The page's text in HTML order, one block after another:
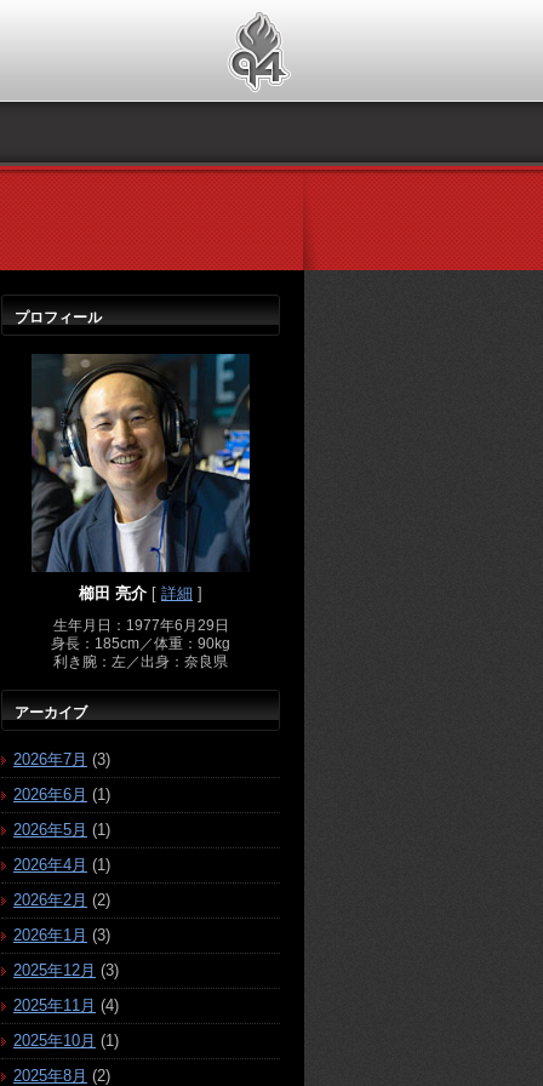
プロフィール
櫛田 亮介 [ 詳細 ]
生年月日：1977年6月29日
身長：185cm／体重：90kg
利き腕：左／出身：奈良県
アーカイブ
2026年7月 (3)
2026年6月 (1)
2026年5月 (1)
2026年4月 (1)
2026年2月 (2)
2026年1月 (3)
2025年12月 (3)
2025年11月 (4)
2025年10月 (1)
2025年8月 (2)